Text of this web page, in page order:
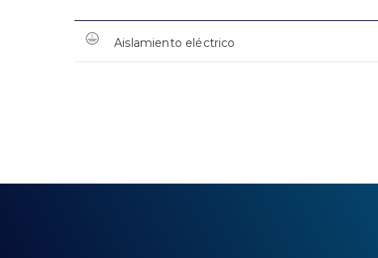
Aislamiento eléctrico